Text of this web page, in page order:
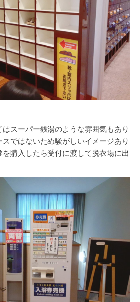
スーパー銭湯のような雰囲気もあり
スではないため騒がしいイメージあり
を購入したら受付に渡して脱衣場に出